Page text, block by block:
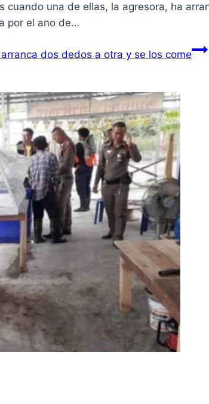
una de ellas, la agresora, ha
por el ano de…
dos dedos a otra y se los come